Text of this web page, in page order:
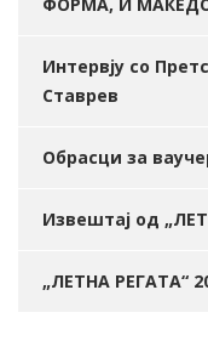
Интервју со
Ставрев
Обрасци за
Извештај од
„ЛЕТНА РЕГАТА“